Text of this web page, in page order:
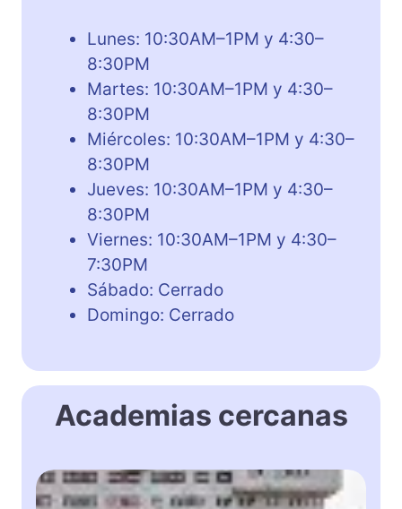
Lunes: 10:30AM–1PM y 4:30–
8:30PM
Martes: 10:30AM–1PM y 4:30–
8:30PM
Miércoles: 10:30AM–1PM y 4:30–
8:30PM
Jueves: 10:30AM–1PM y 4:30–
8:30PM
Viernes: 10:30AM–1PM y 4:30–
7:30PM
Sábado: Cerrado
Domingo: Cerrado
Academias cercanas
S
u